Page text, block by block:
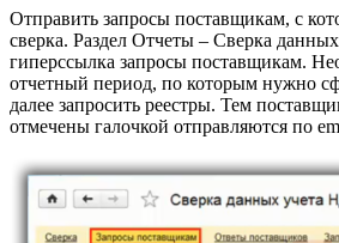
Отправить запросы поставщикам, с
сверка. Раздел Отчеты – Сверка
гиперссылка запросы поставщикам.
отчетный период, по которым нужно
далее запросить реестры. Тем
отмечены галочкой отправляются по